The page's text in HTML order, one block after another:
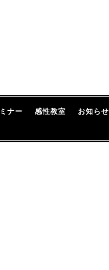
ナー 感性教室
お知らせ